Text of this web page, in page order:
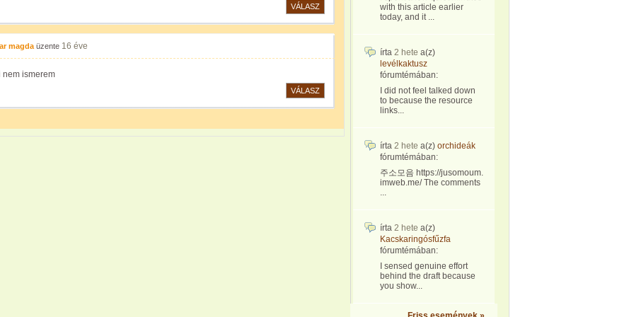
VÁLASZ
magda üzente 16 éve
nem ismerem
VÁLASZ
with this article earlier
today, and it ...
írta 2 hete a(z)
levélkaktusz
fórumtémában:
I did not feel talked down
to because the resource
links...
írta 2 hete a(z) orchideák
fórumtémában:
주소모음 https://jusomoum.
imweb.me/ The comments
...
írta 2 hete a(z)
Kacskaringósfűzfa
fórumtémában:
I sensed genuine effort
behind the draft because
you show...